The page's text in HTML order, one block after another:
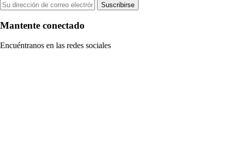
Suscribirse
Mantente conectado
Encuéntranos en las redes sociales